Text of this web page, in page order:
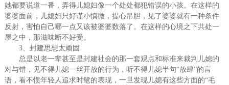
她都要说道一番，弄得儿媳妇像一个处处都犯错误的小孩。在这样的
婆婆面前，儿媳妇只好谨小慎微，提心吊胆，见了婆婆就有一种条件
反射，害怕自己哪一点又该被婆婆数落了。在这样的心境之下共处一
屋之中，那滋味断不好受。
3、封建思想太顽固
总是以老一辈甚至是封建社会的那一套观点和标准来裁判儿媳的
对与错，见不得儿媳一丝开放的行为，听不得儿媳半句“放肆”的言
语，看不惯年轻人追求时髦的表现，一旦发现儿媳有这些方面的“毛